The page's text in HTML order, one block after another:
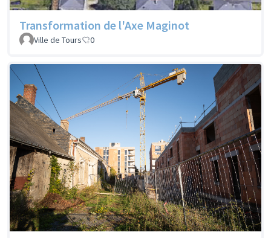
Transformation de l'Axe Maginot
Ville de Tours 0